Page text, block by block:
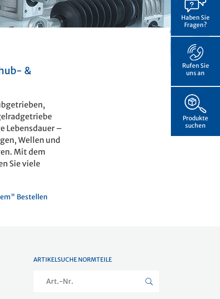
&
Lebensdauer –
Wellen und
Mit dem
Sie viele
Bestellen
ARTIKELSUCHE NORMTEILE
Haben Sie
Fragen?
Rufen Sie
uns an
Produkte
suchen